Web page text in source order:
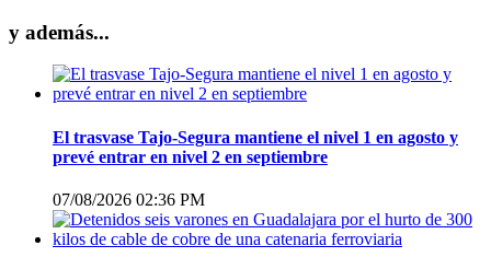
y además...
El trasvase Tajo-Segura mantiene el nivel 1 en agosto y
prevé entrar en nivel 2 en septiembre
07/08/2026 02:36 PM